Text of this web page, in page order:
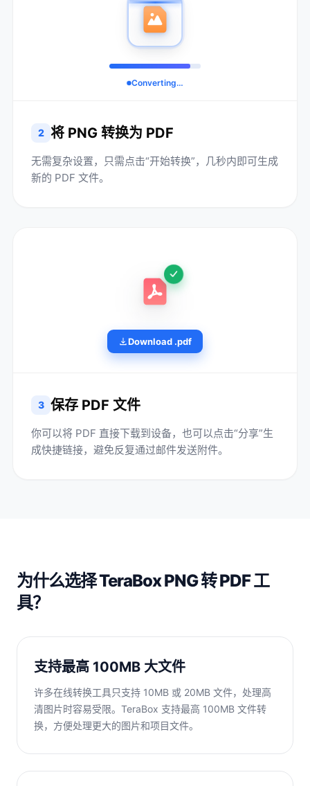
Converting…
2 将 PNG 转换为 PDF
无需复杂设置，只需点击“开始转换”，几秒内即可生成
新的 PDF 文件。
Download .pdf
3 保存 PDF 文件
你可以将 PDF 直接下载到设备，也可以点击“分享”生
成快捷链接，避免反复通过邮件发送附件。
为什么选择 TeraBox PNG 转 PDF 工
具？
支持最高 100MB 大文件
许多在线转换工具只支持 10MB 或 20MB 文件，处理高
清图片时容易受限。TeraBox 支持最高 100MB 文件转
换，方便处理更大的图片和项目文件。